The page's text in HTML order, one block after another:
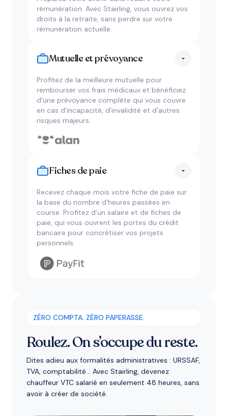
rémunération. Avec Stairling, vous ouvrez vos
droits à la retraite, sans perdre sur votre
rémunération actuelle.
Mutuelle et prévoyance
Profitez de la meilleure mutuelle pour
rembourser vos frais médicaux et bénéficiez
d'une prévoyance complète qui vous couvre
en cas d'incapacité, d'invalidité et d'autres
risques majeurs.
Fiches de paie
Recevez chaque mois votre fiche de paie sur
la base du nombre d'heures passées en
course. Profitez d’un salaire et de fiches de
paie, qui vous ouvrent les portes du crédit
bancaire pour concrétiser vos projets
personnels.
ZÉRO COMPTA. ZÉRO PAPERASSE.
Roulez. On s’occupe du reste.
Dites adieu aux formalités administratives : URSSAF,
TVA, comptabilité... Avec Stairling, devenez
chauffeur VTC salarié en seulement 48 heures, sans
avoir à créer de société.